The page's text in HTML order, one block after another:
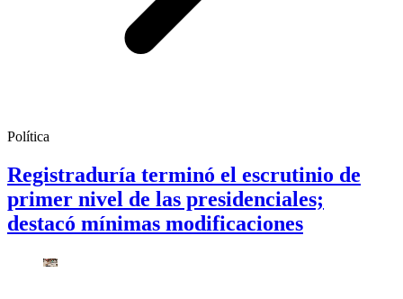
Política
Registraduría terminó el escrutinio de
primer nivel de las presidenciales;
destacó mínimas modificaciones